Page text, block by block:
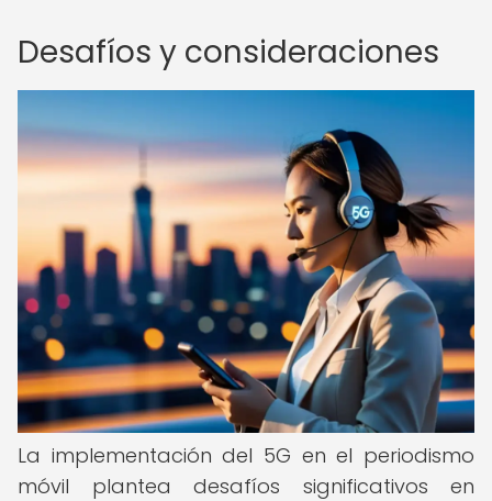
Desafíos y consideraciones
La implementación del 5G en el periodismo
móvil plantea desafíos significativos en